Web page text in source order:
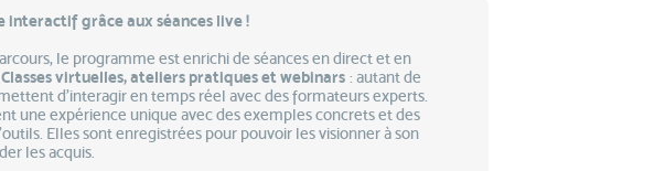
interactif grâce aux séances live !
le programme est enrichi de séances en direct et en
Classes virtuelles, ateliers pratiques et webinars: autant de
d’interagir en temps réel avec des formateurs experts.
une expérience unique avec des exemples concrets et des
Elles sont enregistrées pour pouvoir les visionner à son
les acquis.